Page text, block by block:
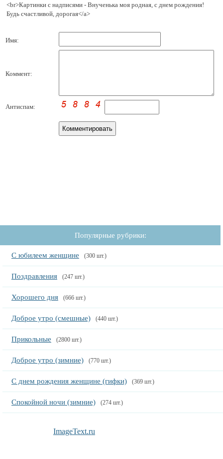
<br>Картинки с надписями - Внученька моя родная, с днем рождения!
Будь счастливой, дорогая</a>
Имя:
Коммент:
Антиспам:
Популярные рубрики:
С юбилеем женщине (300 шт.)
Поздравления (247 шт.)
Хорошего дня (666 шт.)
Доброе утро (смешные) (440 шт.)
Прикольные (2800 шт.)
Доброе утро (зимние) (770 шт.)
С днем рождения женщине (гифки) (369 шт.)
Спокойной ночи (зимние) (274 шт.)
ImageText.ru